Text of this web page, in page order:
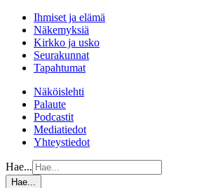
Ihmiset ja elämä
Näkemyksiä
Kirkko ja usko
Seurakunnat
Tapahtumat
Näköislehti
Palaute
Podcastit
Mediatiedot
Yhteystiedot
Hae...
Hae...